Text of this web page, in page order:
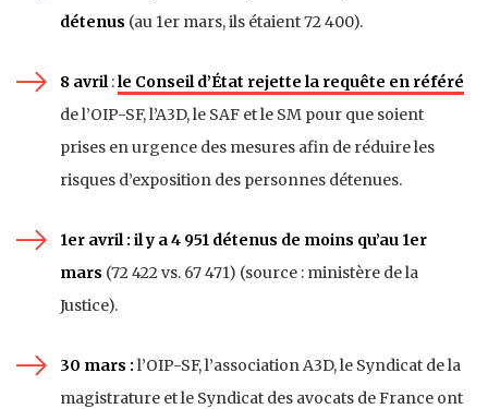
détenus (au 1er mars, ils étaient 72 400).
8 avril :le Conseil d’État rejette la requête en référé
de l’OIP-SF, l’A3D, le SAF et le SM pour que soient
prises en urgence des mesures afin de réduire les
risques d’exposition des personnes détenues.
1er avril : il y a 4 951 détenus de moins qu’au 1er
mars (72 422 vs. 67 471) (source : ministère de la
Justice).
30 mars : l’OIP-SF, l’association A3D, le Syndicat de la
magistrature et le Syndicat des avocats de France ont